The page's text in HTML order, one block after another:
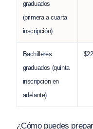
graduados
(primera a cuarta
inscripción)
Bachilleres
graduados (quinta
inscripción en
adelante)
¿Cómo puedes